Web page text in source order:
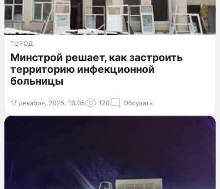
ГОРОД
Минстрой решает, как застроить
территорию инфекционной
больницы
17 декабря, 2025, 13:05 120 Обсудить